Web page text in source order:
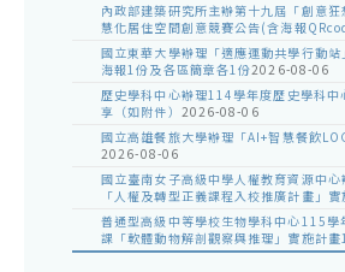
內政部建築研究所主辦第十九屆「創意
慧化居住空間創意競賽公告(含海報
國立東華大學辦理「適應運動共學行動
海報1份及各區簡章各1份2026-08-06
歷史學科中心辦理114學年度歷史學科中
享（如附件） 2026-08-06
國立高雄餐旅大學辦理「AI+智慧餐飲
2026-08-06
國立臺南女子高級中學人權教育資源中
「人權及轉型正義課程入校推廣計畫」
普通型高級中等學校生物學科中心115學
課「軟體動物解剖觀察與推理」實施計